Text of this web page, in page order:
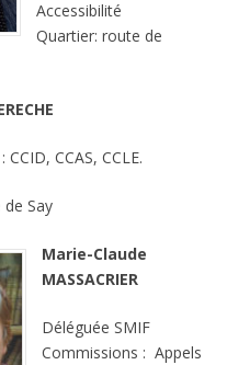
Accessibilité
Quartier: route de
CCAS, CCLE.
Say
Marie-Claude
MASSACRIER
Déléguée SMIF
Commissions : Appels